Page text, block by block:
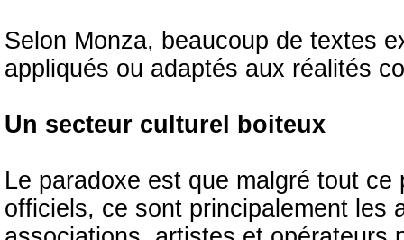
Selon Monza, beaucoup de textes
appliqués ou adaptés aux réalités
Un secteur culturel boiteux
Le paradoxe est que malgré tout
officiels, ce sont principalement les